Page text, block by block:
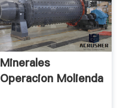
Minerales
Operacion Molienda